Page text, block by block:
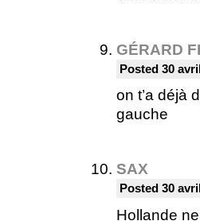
GÉRARD
Posted 30
on t’a déjà
gauche
SAX
Posted 30
Hollande